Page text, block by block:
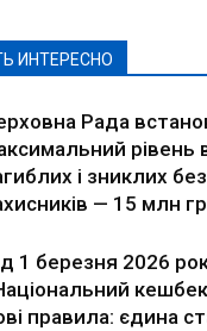
ИНТЕРЕСНО
Рада
рівень
і зниклих
— 15 млн
1 березня 2026
правила: єдина